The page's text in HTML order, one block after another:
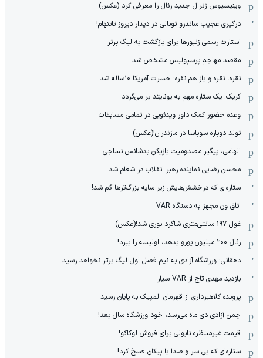
وینیسیوس ژنرال جدید رئال را معرفی کرد (عکس)
درگیری عجیب ساندرو تونالی در دیدار دیروز تاتنهام!
استارت رسمی زنبورها برای بازگشت به لیگ برتر
مقصد مهاجم پرسپولیس مشخص شد
نقره، نقره و باز هم نقره: حسرت آمریکا ۱۰‌ساله شد
کریک: یک ستاره مهم به یونایتد بر می‌گردد
وعده حضور کمک داور ویدئویی در تمامی مسابقات
تولد دوباره سوباسا در مازندران!(عکس)
الهامی، پیگیر مصدومیت بازیکن بدشانس نساجی
محسن رضایی نماینده رهبر انقلاب در شعام شد
ستاره‌ای که درخشش‌هایش زیر سایه بزرگ‌ترها گم شد!
اتاق ون مجهز به دستگاه VAR
غول 197 سانتی‌متری شاگرد نوری شد!(عکس)
رئال ۲۰۰ میلیون یورو بدهد، اولیسه را ببرد!
دهقانی: ورزشگاه آزادی به نیم فصل اول لیگ برتر نخواهد رسید
بازدید مهدی تاج از VAR سیار
پرونده کلاهبرداری از قهرمان المپیک به پایان رسید
چمن آزادی دی ماه می‌رسد، خود ورزشگاه سال بعد!
قیمت غیرمنتظره ناپولی برای فروش لوکاکو!
ستاره‌ای که بی سر و صدا با پیکان فسخ کرد!